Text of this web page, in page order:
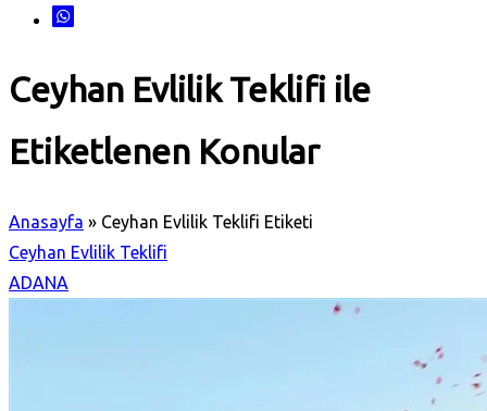
Ceyhan Evlilik Teklifi ile
Etiketlenen Konular
Anasayfa » Ceyhan Evlilik Teklifi Etiketi
Ceyhan Evlilik Teklifi
ADANA